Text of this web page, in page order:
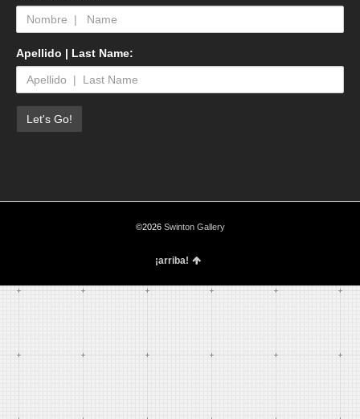
Apellido | Last Name:
©2026 Swinton Gallery
¡arriba!